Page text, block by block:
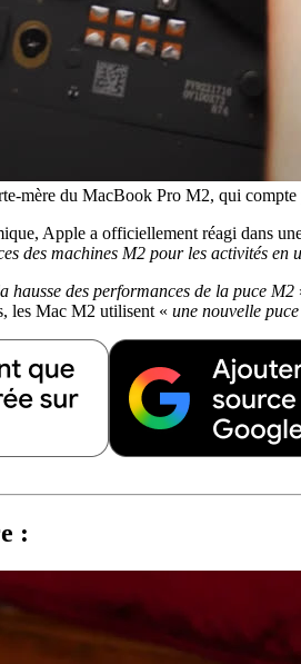
mère du MacBook Pro M2, qui compte
Apple a officiellement réagi dans
des machines M2 pour les activités en
hausse des performances de la puce M2
les Mac M2 utilisent « une nouvelle
: